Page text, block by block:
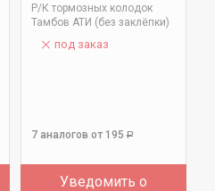
Р/К тормозных колодок
Тамбов АТИ (без заклёпки)
под заказ
7 аналогов от 195 Р
Уведомить о